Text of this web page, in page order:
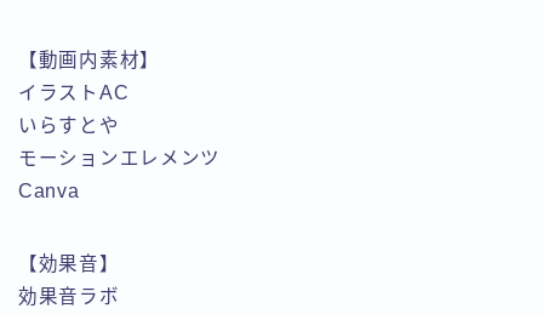
【動画内素材】
イラストAC
いらすとや
モーションエレメンツ
Canva
【効果音】
効果音ラボ